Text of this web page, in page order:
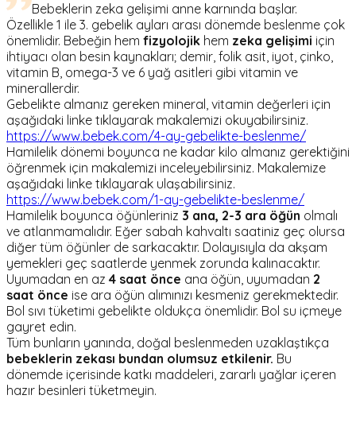
Bebeklerin zeka gelişimi anne karnında başlar.
Özellikle 1 ile 3. gebelik ayları arası dönemde beslenme çok
önemlidir. Bebeğin hem fizyolojik hem zeka gelişimi için
ihtiyacı olan besin kaynakları; demir, folik asit, iyot, çinko,
vitamin B, omega-3 ve 6 yağ asitleri gibi vitamin ve
minerallerdir.
Gebelikte almanız gereken mineral, vitamin değerleri için
aşağıdaki linke tıklayarak makalemizi okuyabilirsiniz.
https://www.bebek.com/4-ay-gebelikte-beslenme/
Hamilelik dönemi boyunca ne kadar kilo almanız gerektiğini
öğrenmek için makalemizi inceleyebilirsiniz. Makalemize
aşağıdaki linke tıklayarak ulaşabilirsiniz.
https://www.bebek.com/1-ay-gebelikte-beslenme/
Hamilelik boyunca öğünleriniz 3 ana, 2-3 ara öğün olmalı
ve atlanmamalıdır. Eğer sabah kahvaltı saatiniz geç olursa
diğer tüm öğünler de sarkacaktır. Dolayısıyla da akşam
yemekleri geç saatlerde yenmek zorunda kalınacaktır.
Uyumadan en az 4 saat önce ana öğün, uyumadan 2
saat önce ise ara öğün alımınızı kesmeniz gerekmektedir.
Bol sıvı tüketimi gebelikte oldukça önemlidir. Bol su içmeye
gayret edin.
Tüm bunların yanında, doğal beslenmeden uzaklaştıkça
bebeklerin zekası bundan olumsuz etkilenir. Bu
dönemde içerisinde katkı maddeleri, zararlı yağlar içeren
hazır besinleri tüketmeyin.